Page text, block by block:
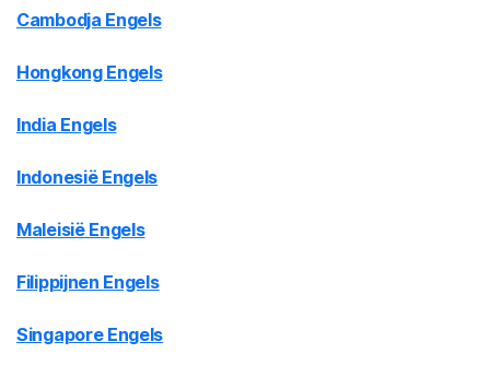
Cambodja Engels
Hongkong Engels
India Engels
Indonesië Engels
Maleisië Engels
Filippijnen Engels
Singapore Engels